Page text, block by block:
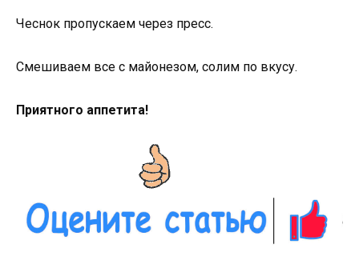
Чеснок пропускаем через пресс.
Смешиваем все с майонезом, солим по вкусу.
Приятного аппетита!